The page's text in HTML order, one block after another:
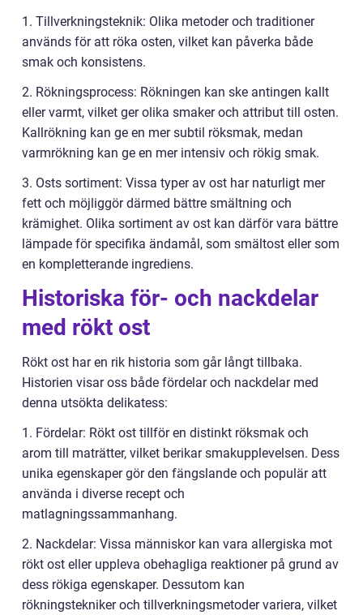
1. Tillverkningsteknik: Olika metoder och traditioner
används för att röka osten, vilket kan påverka både
smak och konsistens.
2. Rökningsprocess: Rökningen kan ske antingen kallt
eller varmt, vilket ger olika smaker och attribut till osten.
Kallrökning kan ge en mer subtil röksmak, medan
varmrökning kan ge en mer intensiv och rökig smak.
3. Osts sortiment: Vissa typer av ost har naturligt mer
fett och möjliggör därmed bättre smältning och
krämighet. Olika sortiment av ost kan därför vara bättre
lämpade för specifika ändamål, som smältost eller som
en kompletterande ingrediens.
Historiska för- och nackdelar
med rökt ost
Rökt ost har en rik historia som går långt tillbaka.
Historien visar oss både fördelar och nackdelar med
denna utsökta delikatess:
1. Fördelar: Rökt ost tillför en distinkt röksmak och
arom till maträtter, vilket berikar smakupplevelsen. Dess
unika egenskaper gör den fängslande och populär att
använda i diverse recept och
matlagningssammanhang.
2. Nackdelar: Vissa människor kan vara allergiska mot
rökt ost eller uppleva obehagliga reaktioner på grund av
dess rökiga egenskaper. Dessutom kan
rökningstekniker och tillverkningsmetoder variera, vilket